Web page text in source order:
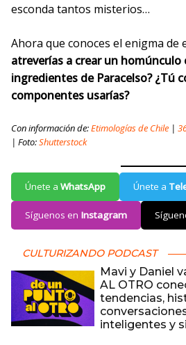
esconda tantos misterios…
Ahora que conoces el enigma de
atreverías a crear un homúnculo
ingredientes de Paracelso? ¿Tú
componentes usarías?
Con información de:Etimologías de Chile |
| Foto:Shutterstock
Únete a WhatsApp Únete a
Síguenos en Instagram
CULTURIZANDO PODCAST
Mavi y Daniel
AL OTRO
tendencias,
inteligentes y